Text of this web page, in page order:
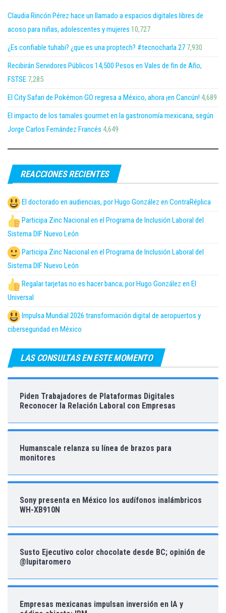
Claudia Rincón Pérez hace un llamado a espacios digitales libres de
acoso para niñas, adolescentes y mujeres 10,727
¿Es confiable tuhabi? ¿que es una proptech? #tecnocharla 27 7,930
Recibirán Servidores Públicos 14,500 Pesos en Vales de fin de Año,
FSTSE 7,285
El City Safari de Pokémon GO regresa a México, ahora ¡en Cancún! 4,689
El impacto de los tamales gourmet en la gastronomía mexicana, según
Jorge Carlos Fernández Francés 4,649
REACCIONES RECIENTES
El doctorado en audiencias, por Hugo González en ContraRéplica
Participa Zinc Nacional en el Programa de Inclusión Laboral del
Sistema DIF Nuevo León
Participa Zinc Nacional en el Programa de Inclusión Laboral del
Sistema DIF Nuevo León
Regalar tarjetas no es hacer banca; por Hugo González en El
Universal
Impulsa Mundial 2026 transformación digital de aeropuertos y
ciberseguridad en México
LAS CONSULTAS EN ESTE MOMENTO
Piden Trabajadores de Plataformas Digitales
Reconocer la Relación Laboral con Empresas
Humanscale relanza su línea de brazos para
monitores
Sony presenta en México los audífonos inalámbricos
WH-XB910N
Susto Ejecutivo color chocolate desde BC; opinión de
@lupitaromero
Empresas mexicanas impulsan inversión en IA y